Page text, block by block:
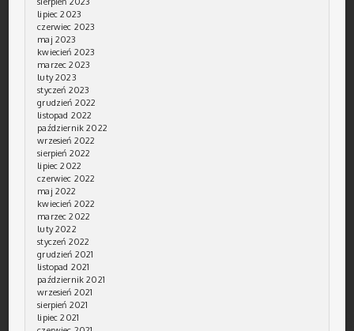
lipiec 2023
czerwiec 2023
maj 2023
kwiecień 2023
marzec 2023
luty 2023
styczeń 2023
grudzień 2022
listopad 2022
październik 2022
wrzesień 2022
sierpień 2022
lipiec 2022
czerwiec 2022
maj 2022
kwiecień 2022
marzec 2022
luty 2022
styczeń 2022
grudzień 2021
listopad 2021
październik 2021
wrzesień 2021
sierpień 2021
lipiec 2021